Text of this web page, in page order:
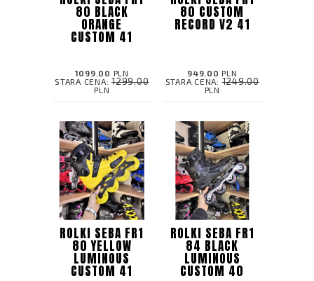
80 BLACK
ORANGE
CUSTOM 41
1099.00 PLN
STARA CENA:1299.00
PLN
80 CUSTOM
RECORD V2 41
949.00 PLN
STARA CENA:1249.00
PLN
ROLKI SEBA FR1
80 YELLOW
LUMINOUS
CUSTOM 41
ROLKI SEBA FR1
84 BLACK
LUMINOUS
CUSTOM 40